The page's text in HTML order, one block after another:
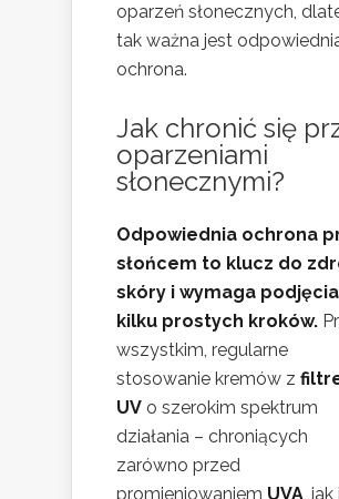
oparzeń słonecznych,
tak ważna jest
ochrona.
Jak chronić się
oparzeniami
słonecznymi?
Odpowiednia ochrona
słońcem to klucz do
skóry i wymaga podjęcia
kilku prostych kroków.
wszystkim, regularne
stosowanie kremów z
UV o szerokim spektrum
działania – chroniących
zarówno przed
promieniowaniem UVA, jak i